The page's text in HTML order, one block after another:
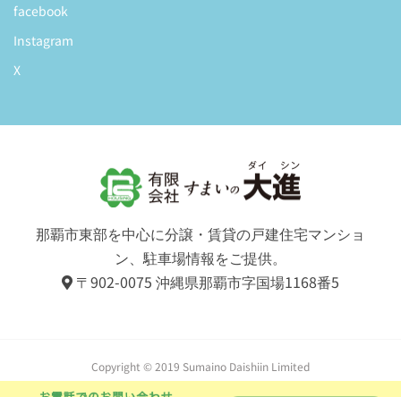
facebook
Instagram
X
那覇市東部を中心に分譲・賃貸の戸建住宅マンショ
ン、駐車場情報をご提供。
〒902-0075 沖縄県那覇市字国場1168番5
Copyright © 2019 Sumaino Daishiin Limited